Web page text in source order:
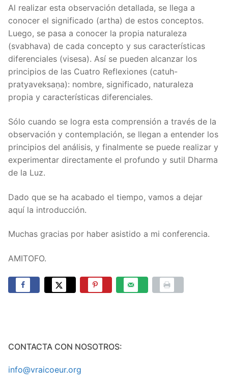
Al realizar esta observación detallada, se llega a
conocer el significado (artha) de estos conceptos.
Luego, se pasa a conocer la propia naturaleza
(svabhava) de cada concepto y sus características
diferenciales (visesa). Así se pueden alcanzar los
principios de las Cuatro Reflexiones (catuh-
pratyaveksaṇa): nombre, significado, naturaleza
propia y características diferenciales.
Sólo cuando se logra esta comprensión a través de la
observación y contemplación, se llegan a entender los
principios del análisis, y finalmente se puede realizar y
experimentar directamente el profundo y sutil Dharma
de la Luz.
Dado que se ha acabado el tiempo, vamos a dejar
aquí la introducción.
Muchas gracias por haber asistido a mi conferencia.
AMITOFO.
CONTACTA CON NOSOTROS:
info@vraicoeur.org